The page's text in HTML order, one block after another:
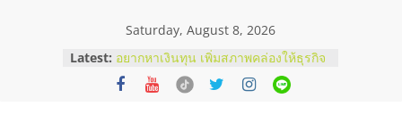
Saturday, August 8, 2026
Latest: บริษัท Cybersecurity ในไทยที่ไหนดี?
วิธีเลือกผู้ให้บริการให้คุ้มค่าและตอบ
โจทย์ธุรกิจ